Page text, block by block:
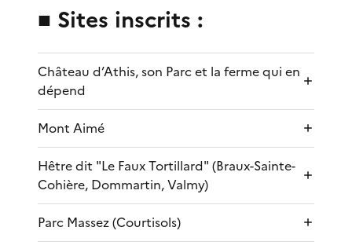
■ Sites inscrits :
Château d’Athis, son Parc et la ferme qui en
dépend
Mont Aimé
Hêtre dit "Le Faux Tortillard" (Braux-Sainte-
Cohière, Dommartin, Valmy)
Parc Massez (Courtisols)